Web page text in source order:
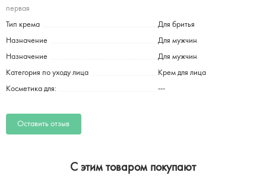
первая
Тип крема Для бритья
Назначение Для мужчин
Назначение Для мужчин
Категория по уходу лица Крем для лица
Косметика для: ---
Оставить отзыв
C этим товаром покупают